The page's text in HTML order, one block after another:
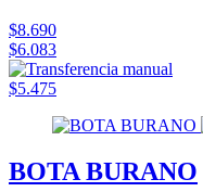
$8.690
$6.083
$5.475
BOTA BURANO